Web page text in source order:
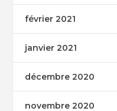
février 2021
janvier 2021
décembre 2020
novembre 2020